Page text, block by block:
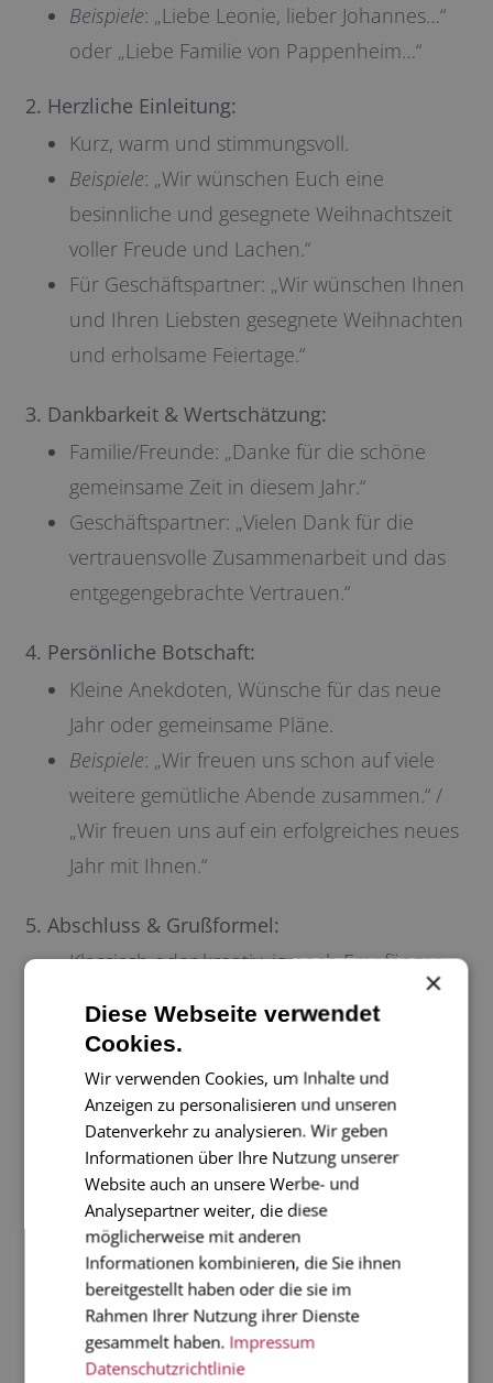
Beispiele: „Liebe Leonie, lieber Johannes…“
oder „Liebe Familie von Pappenheim…“
2. Herzliche Einleitung:
Kurz, warm und stimmungsvoll.
Beispiele: „Wir wünschen Euch eine
besinnliche und gesegnete Weihnachtszeit
voller Freude und Lachen.“
Für Geschäftspartner: „Wir wünschen Ihnen
und Ihren Liebsten gesegnete Weihnachten
und erholsame Feiertage.“
3. Dankbarkeit & Wertschätzung:
Familie/Freunde: „Danke für die schöne
gemeinsame Zeit in diesem Jahr.“
Geschäftspartner: „Vielen Dank für die
vertrauensvolle Zusammenarbeit und das
entgegengebrachte Vertrauen.“
4. Persönliche Botschaft:
Kleine Anekdoten, Wünsche für das neue
Jahr oder gemeinsame Pläne.
Beispiele: „Wir freuen uns schon auf viele
weitere gemütliche Abende zusammen.“ /
„Wir freuen uns auf ein erfolgreiches neues
Jahr mit Ihnen.“
5. Abschluss & Grußformel:
Klassisch oder kreativ, je nach Empfänger.
„Frohe Weihnachten und alles
Gute für das neue Jahr“
Für Freunde: „Herzliche Weihnachtsgrüße“ /
„Alles Liebe zum Fest“
6. Kreative Ergänzungen:
Kurze Zitate, Gedichte oder kleine Sprüche
als Highlight.
Beispiele: „Weihnachten ist die Zeit, in der
wir die kleinen Dinge im Leben besonders
schätzen.“/ „Möge Freude und Liebe euer
Fest begleiten.“
×
Diese Webseite verwendet
Cookies.
Wir verwenden Cookies, um Inhalte und
Anzeigen zu personalisieren und unseren
Datenverkehr zu analysieren. Wir geben
Informationen über Ihre Nutzung unserer
Website auch an unsere Werbe- und
Analysepartner weiter, die diese
möglicherweise mit anderen
Informationen kombinieren, die Sie ihnen
bereitgestellt haben oder die sie im
Rahmen Ihrer Nutzung ihrer Dienste
gesammelt haben. Impressum
Datenschutzrichtlinie